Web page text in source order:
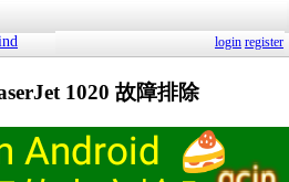
login register
1020 故障排除